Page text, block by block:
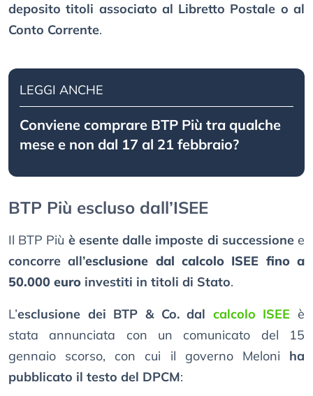
deposito titoli associato al Libretto Postale o al
Conto Corrente.
LEGGI ANCHE
Conviene comprare BTP Più tra qualche
mese e non dal 17 al 21 febbraio?
BTP Più escluso dall’ISEE
Il BTP Più è esente dalle imposte di successionee
concorre all’esclusione dal calcolo ISEE fino a
50.000 euro investiti in titoli di Stato.
L’esclusione dei BTP & Co. dal calcolo ISEE è
stata annunciata con un comunicato del 15
gennaio scorso, con cui il governo Meloni ha
pubblicato il testo del DPCM: